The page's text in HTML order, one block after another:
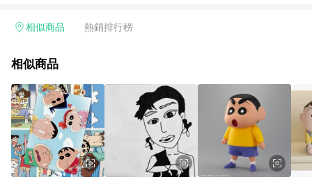
黃金鑽飾/精品相關/3C數位(含周邊)/家電視聽/運動戶外/母嬰用
饋%」，將於訂單成立後由「LINE購物通知」之官方帳號訊息通
依LINE購物網站訂單成立通知為準。​​ (5)LINE購物設有「單一商
品最高回饋點數」機制 (部分時段開放「回饋無上限」)，以同一
訂單中同一商品不論件數計算，請依訂單成立當下LINE購物的回
饋機制為準。
相似商品 熱銷排行榜
相似商品